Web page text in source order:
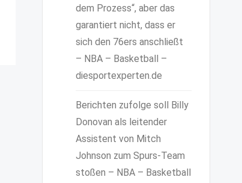
dem Prozess“, aber das
garantiert nicht, dass er
sich den 76ers anschließt
– NBA – Basketball –
diesportexperten.de
Berichten zufolge soll Billy
Donovan als leitender
Assistent von Mitch
Johnson zum Spurs-Team
stoßen – NBA – Basketball